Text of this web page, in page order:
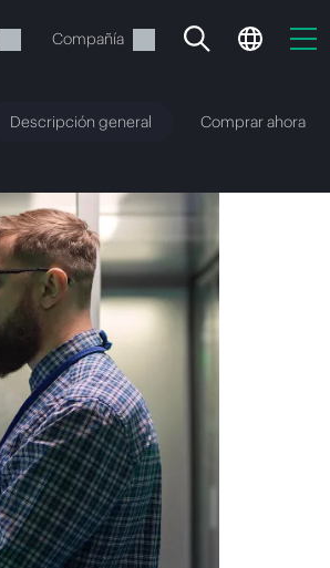
Compañía
Descripción general Comprar ahora